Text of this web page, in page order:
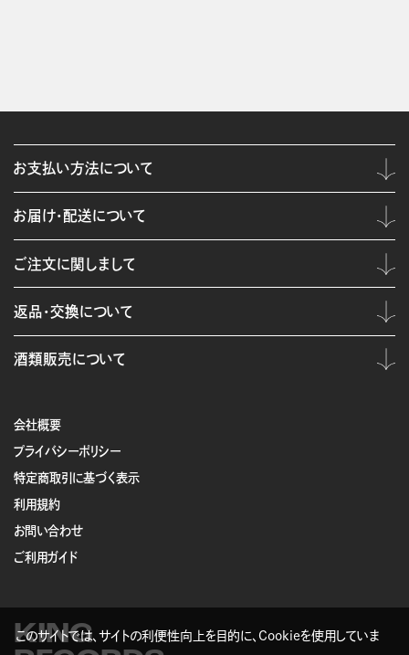
会社概要
プライバシーポリシー
特定商取引に基づく表示
利用規約
お問い合わせ
ご利用ガイド
KING
お支払い方法について
お届け・配送について
ご注文に関しまして
返品・交換について
酒類販売について
このサイトでは、サイトの利便性向上を目的に、Cookieを使用していま